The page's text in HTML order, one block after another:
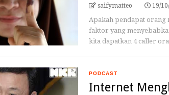
saifymatteo 19/
Apakah pendapat orang
faktor yang
kita dapatkan 4 caller
PODCAST
Internet